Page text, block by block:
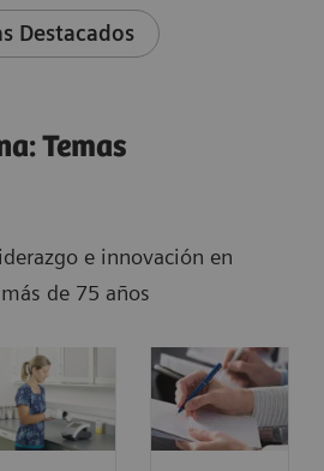
Destacados
Temas
e innovación en
de 75 años